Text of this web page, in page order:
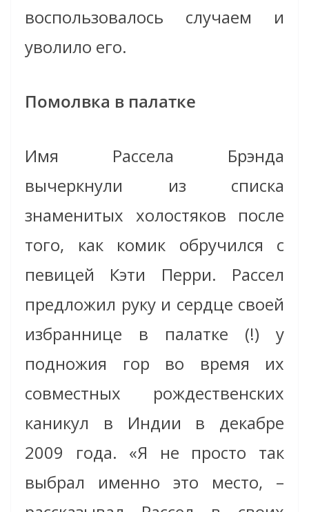
воспользовалось случаем и
уволило его.
Помолвка в палатке
Имя Рассела Брэнда
вычеркнули из списка
знаменитых холостяков после
того, как комик обручился с
певицей Кэти Перри. Рассел
предложил руку и сердце своей
избраннице в палатке (!) у
подножия гор во время их
совместных рождественских
каникул в Индии в декабре
2009 года. «Я не просто так
выбрал именно это место, –